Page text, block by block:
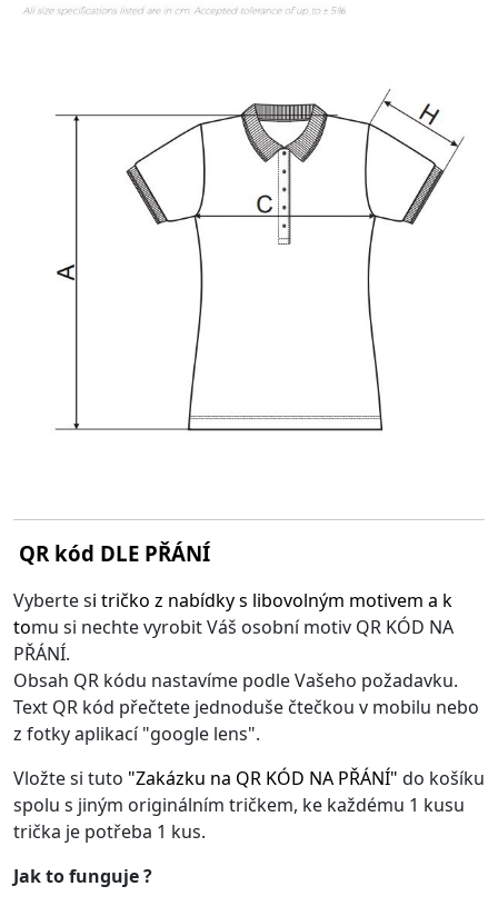
QR kód DLE PŘÁNÍ
Vyberte si tričko z nabídky s libovolným motivem a k
tomu si nechte vyrobit Váš osobní motiv QR KÓD NA
PŘÁNÍ.
Obsah QR kódu nastavíme podle Vašeho požadavku.
Text QR kód přečtete jednoduše čtečkou v mobilu nebo
z fotky aplikací "google lens".
Vložte si tuto "Zakázku na QR KÓD NA PŘÁNÍ" do košíku
spolu s jiným originálním tričkem, ke každému 1 kusu
trička je potřeba 1 kus.
Jak to funguje ?